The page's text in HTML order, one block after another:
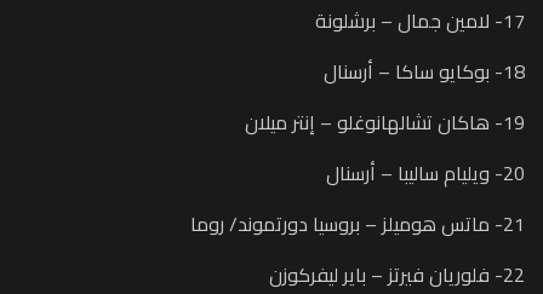
17- لامين جمال – برشلونة
18- بوكايو ساكا – أرسنال
19- هاكان تشالهانوغلو – إنتر ميلان
20- ويليام ساليبا – أرسنال
21- ماتس هوميلز – بروسيا دورتموند/ روما
22- فلوريان فيرتز – باير ليفركوزن